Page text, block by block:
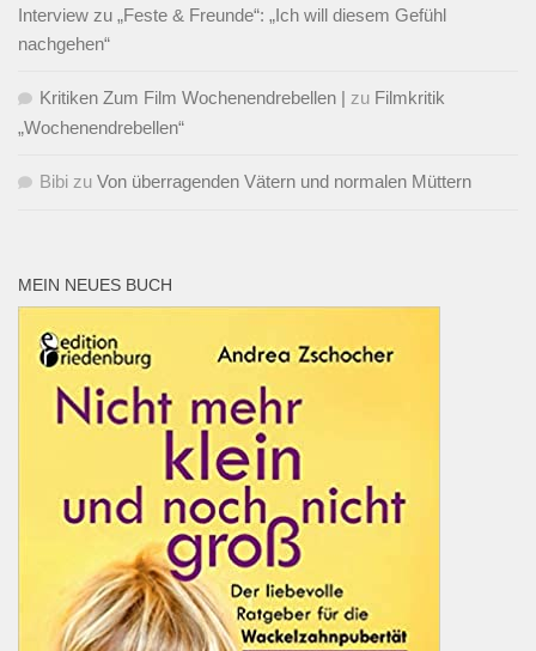
Interview zu „Feste & Freunde“: „Ich will diesem Gefühl
nachgehen“
Kritiken Zum Film Wochenendrebellen | zu Filmkritik
„Wochenendrebellen“
Bibi zu Von überragenden Vätern und normalen Müttern
MEIN NEUES BUCH